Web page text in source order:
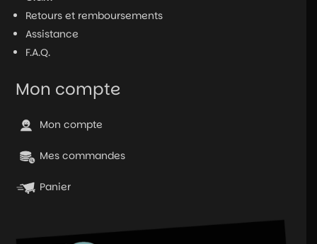
Retours et remboursements
Assistance
F.A.Q.
Mon compte
Mon compte
Mes commandes
Panier